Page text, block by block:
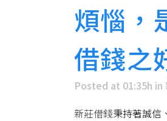
煩惱，
借錢之
Posted at 01:35h in
新莊借錢秉持著誠信